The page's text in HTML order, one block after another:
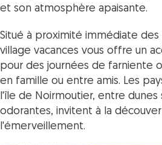
et son atmosphère apaisante.
Situé à proximité immédiate
village vacances vous offre un
pour des journées de farniente
en famille ou entre amis. Les
l'île de Noirmoutier, entre dunes
odorantes, invitent à la
l'émerveillement.